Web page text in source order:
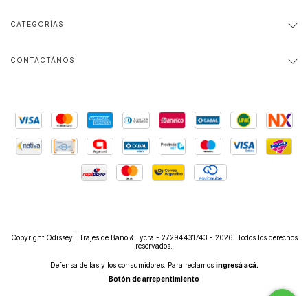
CATEGORÍAS
CONTACTÁNOS
Copyright Odissey | Trajes de Baño & Lycra - 27294431743 - 2026. Todos los derechos
reservados.
Defensa de las y los consumidores. Para reclamos ingresá acá.
Botón de arrepentimiento